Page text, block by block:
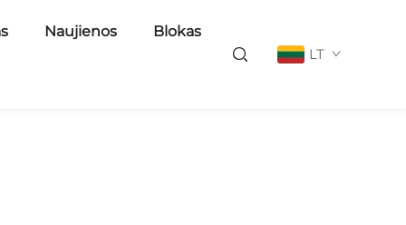
Naujienos Blokas
LT